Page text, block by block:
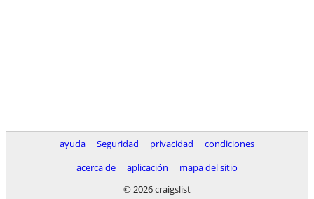
ayuda Seguridad privacidad
condiciones
acerca de
aplicación
mapa del sitio
© 2026 craigslist